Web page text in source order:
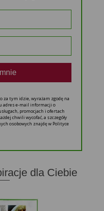
za tym idzie, wyrażam zgodę na
adres e-mail informacji o
promocjach i ofertach
chwili wycofać, a szczegóły
osobowych znajdę w Polityce
dla Ciebie